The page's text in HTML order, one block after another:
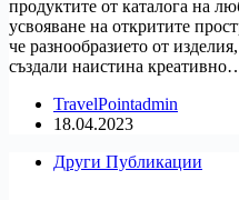
продуктите от каталога на
усвояване на откритите
че разнообразието от
създали наистина
TravelPointadmin
18.04.2023
Други Публикации